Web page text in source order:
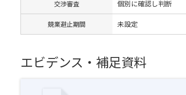
交渉審査 個別に確認し判断
競業避止期間 未設定
エビデンス・補足資料